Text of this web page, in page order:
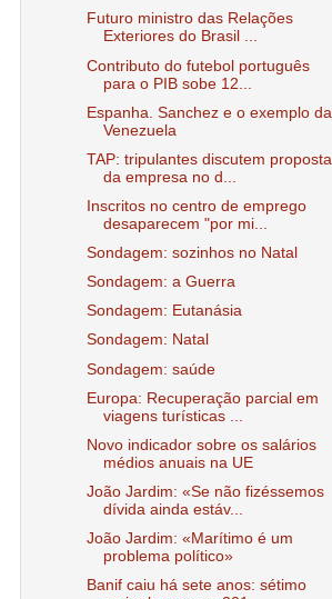
Futuro ministro das Relações
Exteriores do Brasil ...
Contributo do futebol português
para o PIB sobe 12...
Espanha. Sanchez e o exemplo da
Venezuela
TAP: tripulantes discutem proposta
da empresa no d...
Inscritos no centro de emprego
desaparecem "por mi...
Sondagem: sozinhos no Natal
Sondagem: a Guerra
Sondagem: Eutanásia
Sondagem: Natal
Sondagem: saúde
Europa: Recuperação parcial em
viagens turísticas ...
Novo indicador sobre os salários
médios anuais na UE
João Jardim: «Se não fizéssemos
dívida ainda estáv...
João Jardim: «Marítimo é um
problema político»
Banif caiu há sete anos: sétimo